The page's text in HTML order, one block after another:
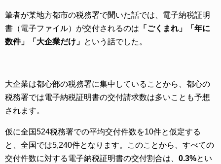
筆者が某地方都市の税務署で聞いた話では、電子納税証明
書（電子ファイル）が交付されるのは 「ごくまれ」「年に
数件」「大企業だけ」 という話でした。
大企業は都心部の税務署に集中していることから、都心の
税務署では電子納税証明書の交付請求数は多いことも予想
されます。
仮に全国524税務署での平均交付件数を10件と仮定する
と、全国では5,240件となります。このことから、すべての
交付件数に対する電子納税証明書の交付割合は、 0.3%とい